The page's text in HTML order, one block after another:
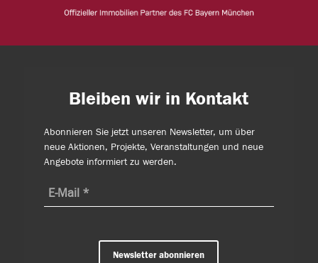
Bleiben wir in Kontakt
Abonnieren Sie jetzt unseren Newsletter, um über
neue Aktionen, Projekte, Veranstaltungen und neue
Angebote informiert zu werden.
Newsletter abonnieren